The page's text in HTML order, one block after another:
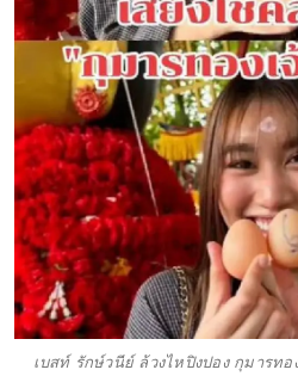
เบสท์ รักษ์วนีย์ ล้วงไหปิงปอง กุมารทอ